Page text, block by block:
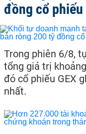
đồng cổ phiếu
Trong phiên 6/8,
tổng giá trị
đó cổ phiếu GEX
nhất.